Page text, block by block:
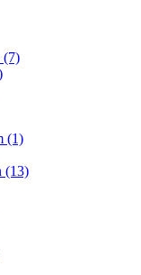
(7)
(1)
(13)